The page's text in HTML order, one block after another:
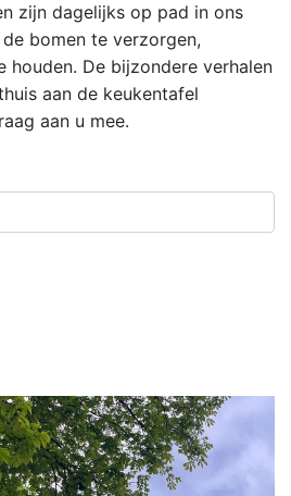
zijn dagelijks op pad in ons
bomen te verzorgen,
houden. De bijzondere verhalen
aan de keukentafel
aan u mee.